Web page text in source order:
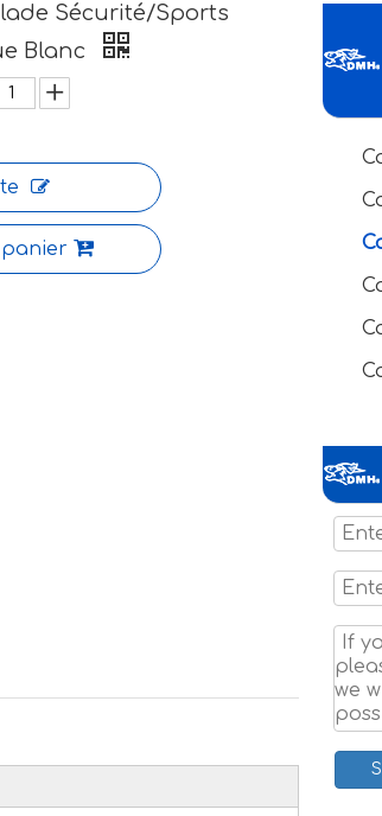
Sécurité/Sports
Blanc